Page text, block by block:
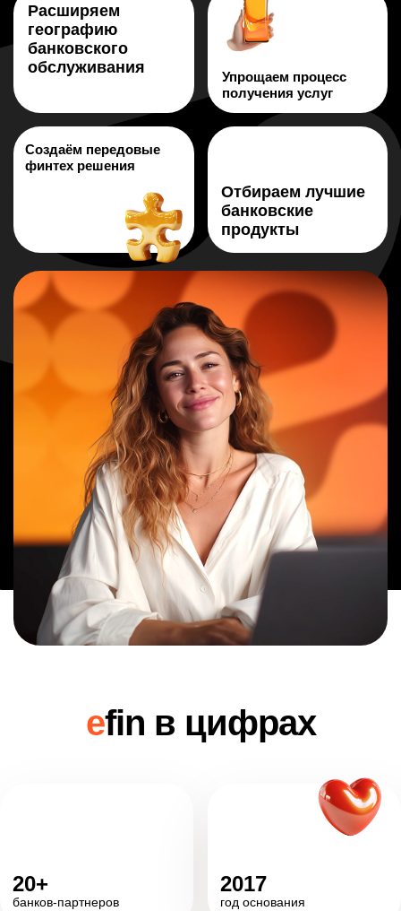
Расширяем
географию
банковского
обслуживания
Упрощаем процесс
получения услуг
Создаём передовые
финтех решения
Отбираем лучшие
банковские
продукты
efin в цифрах
20+
банков-партнеров
2017
год основания